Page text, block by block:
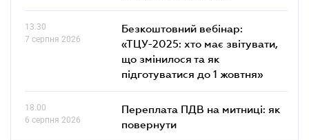
13.30
7 серпня 2026
Безкоштовний вебінар:
«ТЦУ-2025: хто має звітувати,
що змінилося та як
підготуватися до 1 жовтня»
18.00
6 серпня 2026
Переплата ПДВ на митниці: як
повернути